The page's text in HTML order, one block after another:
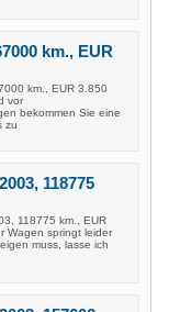
km., EUR
km., EUR 3.850
vor
bekommen Sie eine
zu
118775
118775 km., EUR
Wagen springt leider
muss, lasse ich